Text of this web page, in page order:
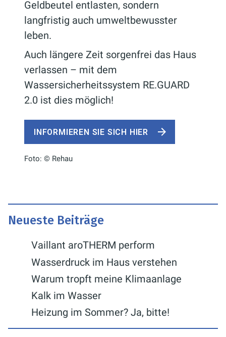
Geldbeutel entlasten, sondern
langfristig auch umweltbewusster
leben.
Auch längere Zeit sorgenfrei das Haus
verlassen – mit dem
Wassersicherheitssystem RE.GUARD
2.0 ist dies möglich!
INFORMIEREN SIE SICH HIER
Foto: © Rehau
Neueste Beiträge
Vaillant aroTHERM perform
Wasserdruck im Haus verstehen
Warum tropft meine Klimaanlage
Kalk im Wasser
Heizung im Sommer? Ja, bitte!